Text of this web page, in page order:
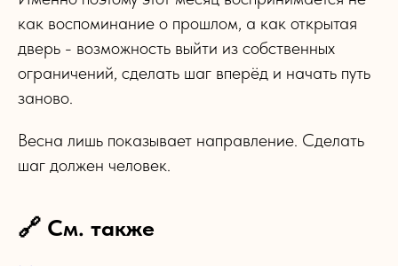
как воспоминание о прошлом, а как открытая
дверь - возможность выйти из собственных
ограничений, сделать шаг вперёд и начать путь
заново.
Весна лишь показывает направление. Сделать
шаг должен человек.
🔗 См. также